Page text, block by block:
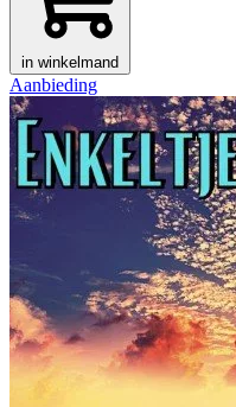
in winkelmand
Aanbieding